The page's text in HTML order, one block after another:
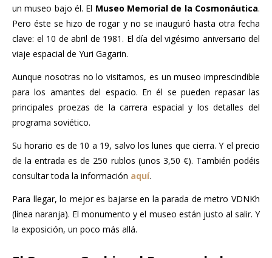
un museo bajo él. El Museo Memorial de la Cosmonáutica.
Pero éste se hizo de rogar y no se inauguró hasta otra fecha
clave: el 10 de abril de 1981. El día del vigésimo aniversario del
viaje espacial de Yuri Gagarin.
Aunque nosotras no lo visitamos, es un museo imprescindible
para los amantes del espacio. En él se pueden repasar las
principales proezas de la carrera espacial y los detalles del
programa soviético.
Su horario es de 10 a 19, salvo los lunes que cierra. Y el precio
de la entrada es de 250 rublos (unos 3,50 €). También podéis
consultar toda la información aquí.
Para llegar, lo mejor es bajarse en la parada de metro VDNKh
(línea naranja). El monumento y el museo están justo al salir. Y
la exposición, un poco más allá.